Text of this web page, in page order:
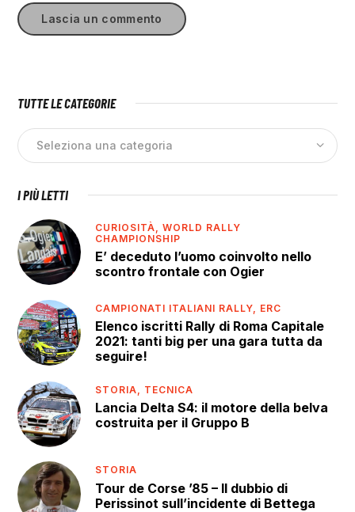
TUTTE LE CATEGORIE
I PIÙ LETTI
CURIOSITÀ,WORLD RALLY
CHAMPIONSHIP
E’ deceduto l’uomo coinvolto nello
scontro frontale con Ogier
CAMPIONATI ITALIANI RALLY, ERC
Elenco iscritti Rally di Roma Capitale
2021: tanti big per una gara tutta da
seguire!
STORIA, TECNICA
Lancia Delta S4: il motore della belva
costruita per il Gruppo B
STORIA
Tour de Corse ’85 – Il dubbio di
Perissinot sull’incidente di Bettega